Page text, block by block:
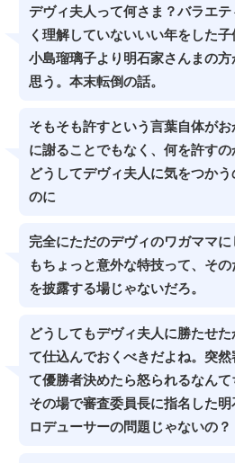
デヴィ夫人って何さま？バラエ
く理解していないいい年をした子
小島瑠璃子より明石家さんまの
思う。本末転倒の話。
そもそも許すという言葉自体が
に謝ることでもなく、何を許すの
どうしてデヴィ夫人に気をつか
のに
完全にただのデヴィのワガママ
もちょっと意外な特技って、そ
を披露する場じゃないだろ。
どうしてもデヴィ夫人に勝たせ
て仕込んでおくべきだよね。突
て優勝者決めたら怒られるなんて
その場で審査委員長に指名した
ロデューサーの問題じゃないの？